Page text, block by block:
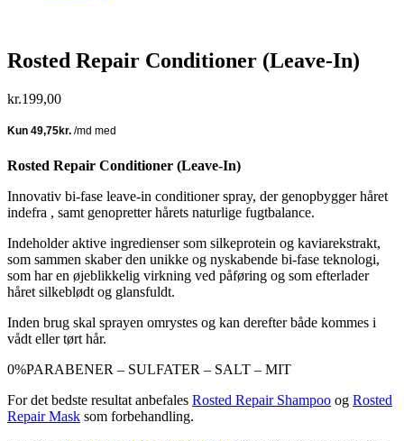
Rosted Repair Conditioner (Leave-In)
kr.199,00
Rosted Repair Conditioner (Leave-In)
Innovativ bi-fase leave-in conditioner spray, der genopbygger håret
indefra , samt genopretter hårets naturlige fugtbalance.
Indeholder aktive ingredienser som silkeprotein og kaviarekstrakt,
som sammen skaber den unikke og nyskabende bi-fase teknologi,
som har en øjeblikkelig virkning ved påføring og som efterlader
håret silkeblødt og glansfuldt.
Inden brug skal sprayen omrystes og kan derefter både kommes i
vådt eller tørt hår.
0%PARABENER – SULFATER – SALT – MIT
For det bedste resultat anbefales Rosted Repair Shampoo og Rosted
Repair Mask som forbehandling.